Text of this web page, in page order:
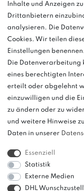
Montag - Freitag, 08:00 -
Anrufe aus dem dt.
ggf. abweichend (abhängig
Inhalte und Anzeigen
Drittanbietern
analysieren. Die
Cookies. Wir teilen
Einstellungen benennen.
Die Datenverarbeitung
eines berechtigten
erteilt oder abgelehnt
einzuwilligen und die
zu ändern oder zu
und weitere Hinweise
Daten in unserer
Essenziell
Statistik
Externe Medien
DHL
Sinne einer
einen